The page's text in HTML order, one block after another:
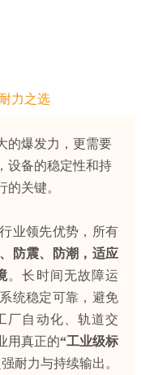
力之选
的爆发力，更需要
设备的稳定性和持
关键。
业领先优势，所有
防震、防潮，适应
。长时间无故障运
统稳定可靠，避免
厂自动化、轨道交
用真正的“工业级标
耐力与持续输出。